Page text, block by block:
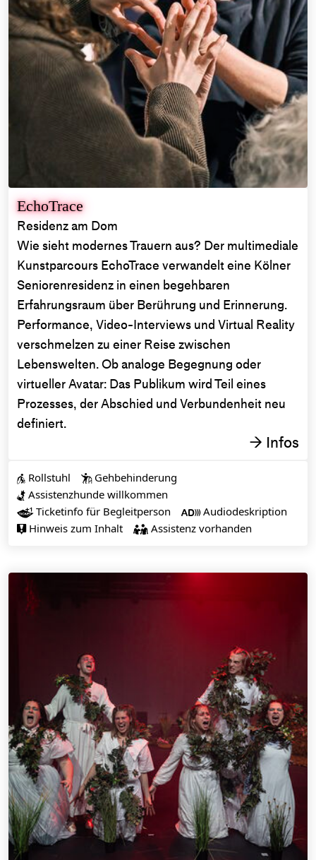
EchoTrace
Residenz am Dom
Wie sieht modernes Trauern aus? Der multimediale
Kunstparcours EchoTrace verwandelt eine Kölner
Seniorenresidenz in einen begehbaren
Erfahrungsraum über Berührung und Erinnerung.
Performance, Video-Interviews und Virtual Reality
verschmelzen zu einer Reise zwischen
Lebenswelten. Ob analoge Begegnung oder
virtueller Avatar: Das Publikum wird Teil eines
Prozesses, der Abschied und Verbundenheit neu
definiert.
→ Infos
 Rollstuhl Gehbehinderung
 Assistenzhunde willkommen
Ticketinfo für Begleitperson Audiodeskription
 Hinweis zum Inhalt  Assistenz vorhanden